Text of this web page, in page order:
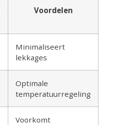
Voordelen
Minimaliseert
lekkages
Optimale
temperatuurregeling
Voorkomt